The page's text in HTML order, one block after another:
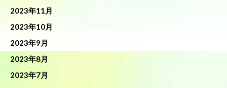
2023年11月
2023年10月
2023年9月
2023年8月
2023年7月